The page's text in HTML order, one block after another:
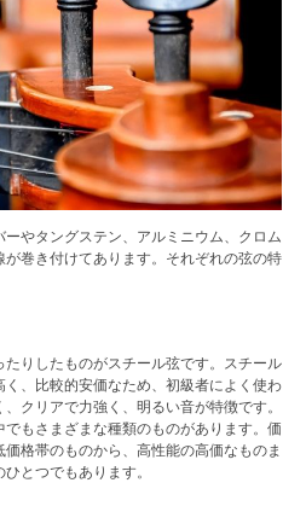
やタングステン、アルミニウム、クロム
巻き付けてあります。それぞれの弦の特
りしたものがスチール弦です。スチール
、比較的安価なため、初級者によく使わ
クリアで力強く、明るい音が特徴です。
もさまざまな種類のものがあります。価
格帯のものから、高性能の高価なものま
とつでもあります。